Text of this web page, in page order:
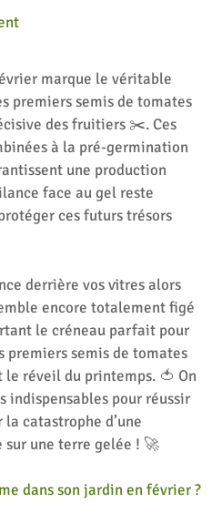
marque le véritable
premiers semis de tomates
des fruitiers ✂️. Ces
à la pré-germination
une production
face au gel reste
ces futurs trésors
derrière vos vitres alors
encore totalement figé
le créneau parfait pour
premiers semis de tomates
réveil du printemps. 🍅 On
indispensables pour réussir
catastrophe d’une
une terre gelée ! 🚀
dans son jardin en février ?